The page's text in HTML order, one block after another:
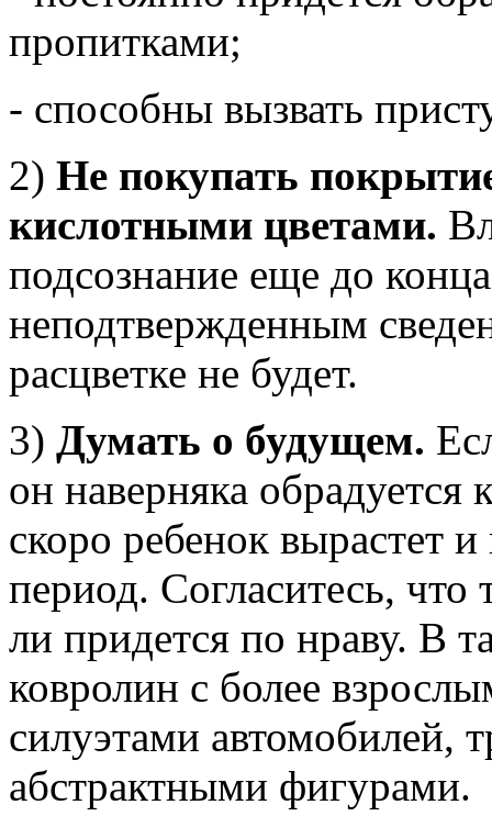
пропитками;
- способны вызвать
2) Не покупать
кислотными цветами.
подсознание еще до
неподтвержденным
расцветке не будет.
3) Думать о будущем.
он наверняка
скоро ребенок вырастет
период. Согласитесь, что
ли придется по нраву. В
ковролин с более
силуэтами автомобилей,
абстрактными фигурами.